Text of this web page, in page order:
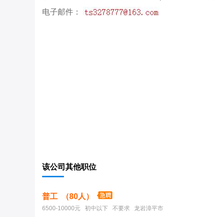
电子邮件：
该公司其他职位
普工 （80人）
6500-10000元 初中以下 不要求 龙岩漳平市